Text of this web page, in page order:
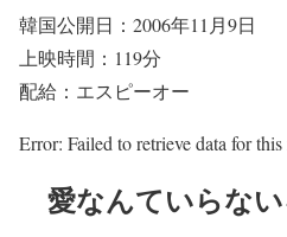
韓国公開日：2006年11月9日
上映時間：119分
配給：エスピーオー
Error: Failed to retrieve data for this
愛なんていらない